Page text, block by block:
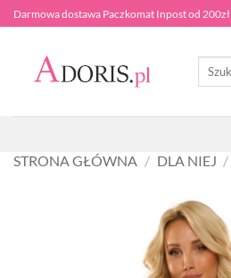
Przewiń
do
zawartości
Darmowa dostawa Paczkomat Inpost od 200zł
Szukaj:
STRONA GŁÓWNA / DLA NIEJ /